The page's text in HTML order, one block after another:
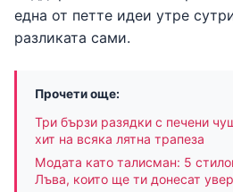
една от петте идеи утре
разликата сами.
Прочети още:
Три бързи разядки с печени
хит на всяка лятна трапеза
Модата като талисман: 5
Лъва, които ще ти донесат